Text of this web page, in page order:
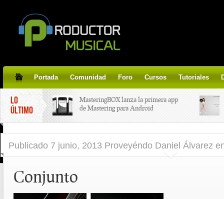
Portada Comunidad Foro Cursos Tutoriales
LO
ÚLTIMO
MasteringBOX lanza la primera app
de Mastering para Android
line gratis!
Publicado 7 junio, 2013 Proveyéndo Daniel Álvarez
Conjunto